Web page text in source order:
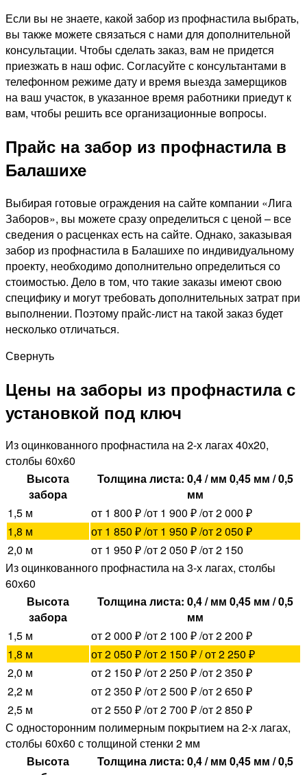
Если вы не знаете, какой забор из профнастила выбрать,
вы также можете связаться с нами для дополнительной
консультации. Чтобы сделать заказ, вам не придется
приезжать в наш офис. Согласуйте с консультантами в
телефонном режиме дату и время выезда замерщиков
на ваш участок, в указанное время работники приедут к
вам, чтобы решить все организационные вопросы.
Прайс на забор из профнастила в
Балашихе
Выбирая готовые ограждения на сайте компании «Лига
Заборов», вы можете сразу определиться с ценой – все
сведения о расценках есть на сайте. Однако, заказывая
забор из профнастила в Балашихе по индивидуальному
проекту, необходимо дополнительно определиться со
стоимостью. Дело в том, что такие заказы имеют свою
специфику и могут требовать дополнительных затрат при
выполнении. Поэтому прайс-лист на такой заказ будет
несколько отличаться.
Свернуть
Цены на заборы из профнастила с
установкой под ключ
Из оцинкованного профнастила на 2-х лагах 40х20,
столбы 60х60
Высота
забора
Толщина листа: 0,4 / мм 0,45 мм / 0,5
мм
1,5 м
от 1 800 ₽ /от 1 900 ₽ /от 2 000 ₽
1,8 м
от 1 850 ₽ /от 1 950 ₽ /от 2 050 ₽
2,0 м
от 1 950 ₽ /от 2 050 ₽ /от 2 150
Из оцинкованного профнастила на 3-х лагах, столбы
60х60
Высота
забора
Толщина листа: 0,4 / мм 0,45 мм / 0,5
мм
1,5 м
от 2 000 ₽ /от 2 100 ₽ /от 2 200 ₽
1,8 м
от 2 050 ₽ /от 2 150 ₽ / от 2 250 ₽
2,0 м
от 2 150 ₽ /от 2 250 ₽ /от 2 350 ₽
2,2 м
от 2 350 ₽ /от 2 500 ₽ /от 2 650 ₽
2,5 м
от 2 550 ₽ /от 2 700 ₽ /от 2 850 ₽
С односторонним полимерным покрытием на 2-х лагах,
столбы 60х60 с толщиной стенки 2 мм
Высота
Толщина листа: 0,4 / мм 0,45 мм / 0,5